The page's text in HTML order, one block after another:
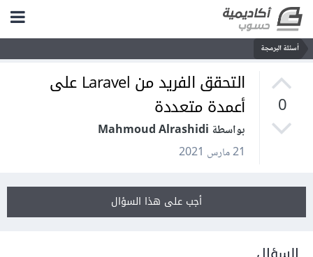
أسئلة البرمجة
0
التحقق الفريد من Laravel على
أعمدة متعددة
بواسطة Mahmoud Alrashidi
21 مارس 2021
أجب على هذا السؤال